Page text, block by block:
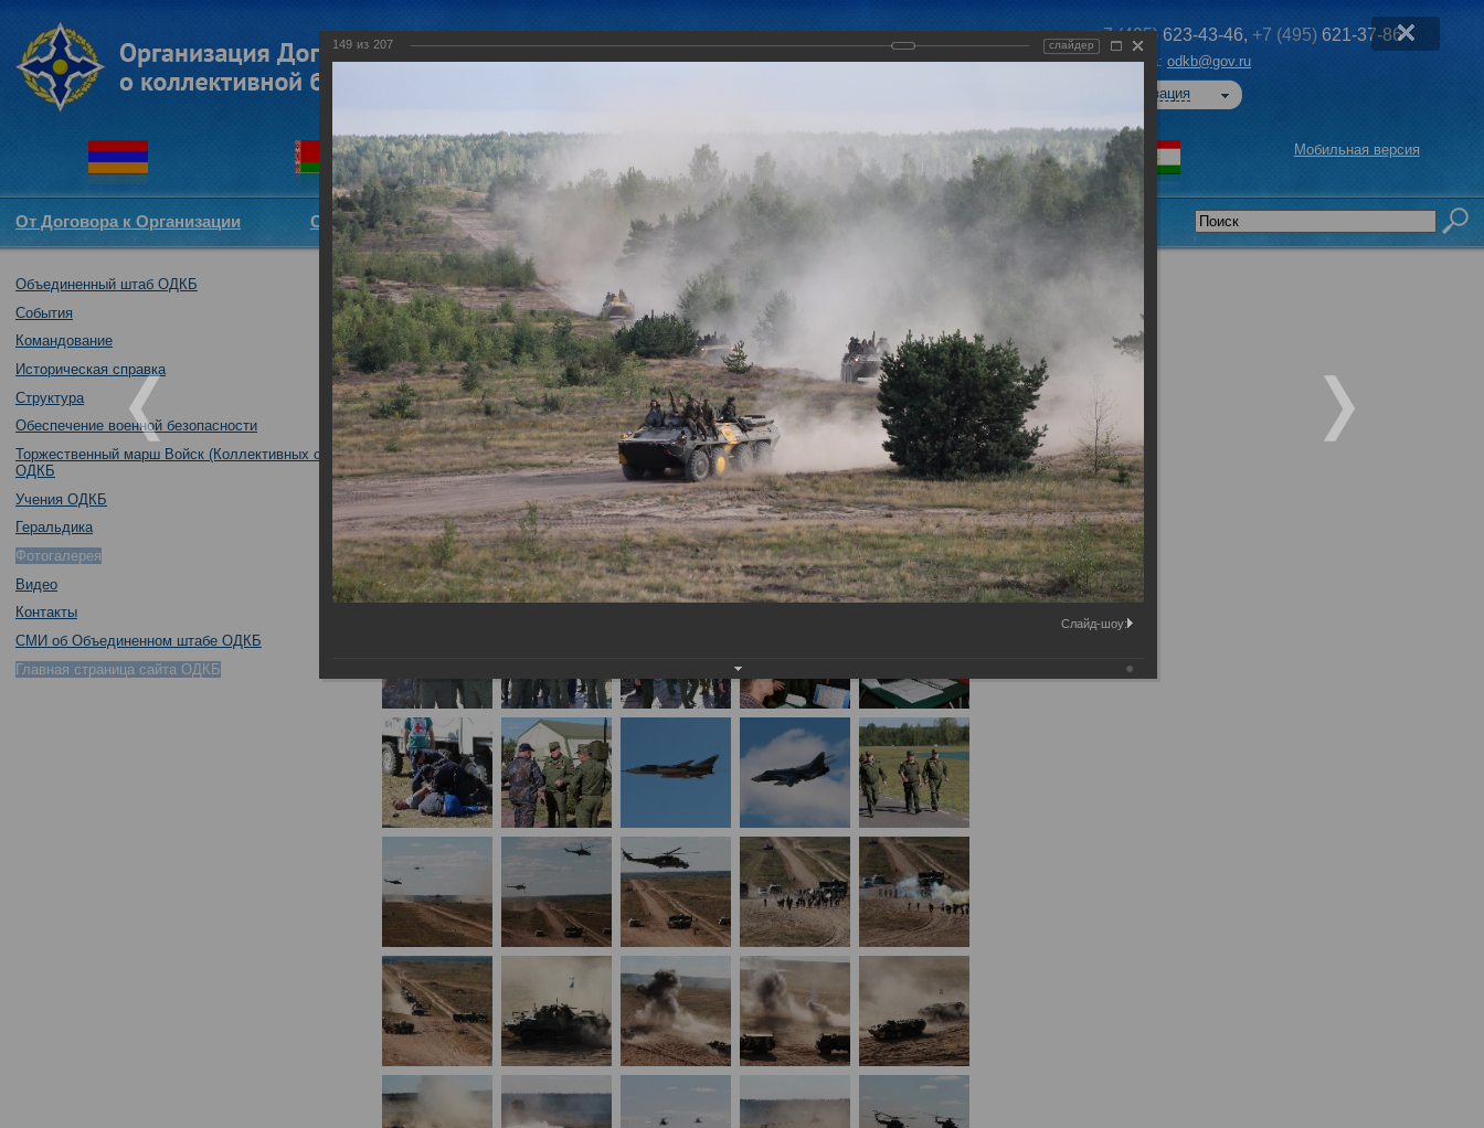
+7 (495) 623-43-46, +7 (495) 621-37-86
Эл. почта: odkb@gov.ru
Авторизация
Мобильная версия
От Договора к Организации Структура ОДКБ Новости Документы Аналитика Приоритеты председательства
Объединенный штаб ОДКБ
События
Командование
Историческая справка
Структура
Обеспечение военной безопасности
Торжественный марш Войск (Коллективных сил)
ОДКБ
Учения ОДКБ
Геральдика
Фотогалерея
Видео
Контакты
СМИ об Объединенном штабе ОДКБ
Главная страница сайта ОДКБ
Совместное учение с Коллективными миротворческими силами ОДКБ "Нерушимое
братство-2016"
23.08.2016
149 из 207 слайдер
Слайд-шоу: